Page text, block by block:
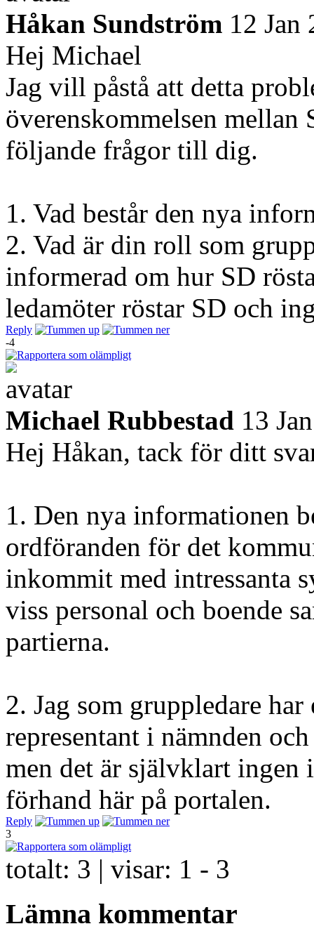
Håkan Sundström 12 Jan
Hej Michael
Jag vill påstå att detta
överenskommelsen
följande frågor till dig.
1. Vad består den nya
2. Vad är din roll som
informerad om hur SD
ledamöter röstar SD och
Reply
-4
Michael Rubbestad 13
Hej Håkan, tack för ditt
1. Den nya informationen
ordföranden för det
inkommit med intressanta
viss personal och boende
partierna.
2. Jag som gruppledare
representant i nämnden
men det är självklart
förhand här på portalen.
Reply
3
totalt: 3 | visar: 1 - 3
Lämna kommentar